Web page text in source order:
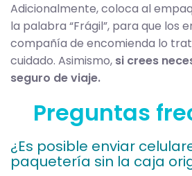
Adicionalmente, coloca al
la palabra “Frágil”, para que los
compañía de encomienda lo
cuidado. Asimismo, si crees
seguro de viaje.
Preguntas
¿Es posible enviar
paquetería sin la caja